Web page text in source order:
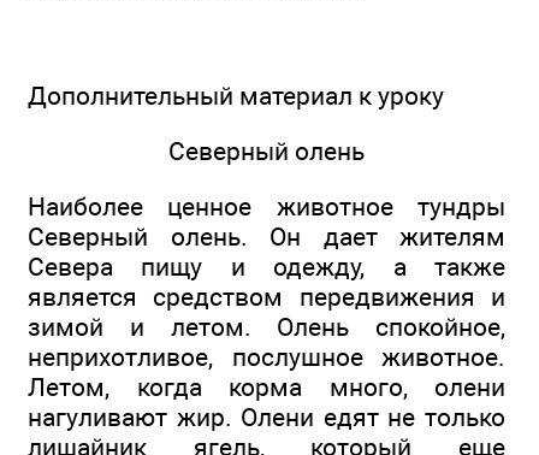
Дополнительный материал к уроку
Северный олень
Наиболее ценное животное тундры
Северный олень. Он дает жителям
Севера пищу и одежду, а также
является средством передвижения и
зимой и летом. Олень спокойное,
неприхотливое, послушное животное.
Летом, когда корма много, олени
нагуливают жир. Олени едят не только
лишайник ягель, который еще